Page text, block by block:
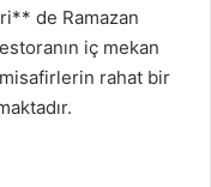
de Ramazan
iç mekan
rahat bir